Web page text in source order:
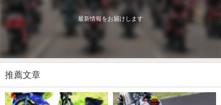
最新情報をお届けします
推薦文章